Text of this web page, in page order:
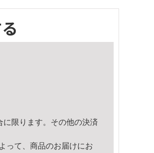
限ります。その他の決済
って、商品のお届けにお